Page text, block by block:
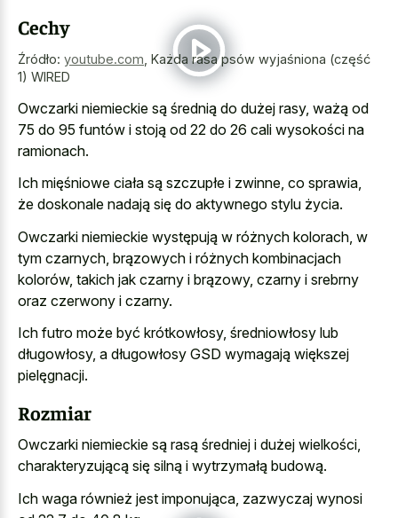
Cechy
Źródło: youtube.com Każda rasa psów wyjaśniona (część
1) WIRED
Owczarki niemieckie są średnią do dużej rasy, ważą od
75 do 95 funtów i stoją od 22 do 26 cali wysokości na
ramionach.
Ich mięśniowe ciała są szczupłe i zwinne, co sprawia,
że doskonale nadają się do aktywnego stylu życia.
Owczarki niemieckie występują w różnych kolorach, w
tym czarnych, brązowych i różnych kombinacjach
kolorów, takich jak czarny i brązowy, czarny i srebrny
oraz czerwony i czarny.
Ich futro może być krótkowłosy, średniowłosy lub
długowłosy, a długowłosy GSD wymagają większej
pielęgnacji.
Rozmiar
Owczarki niemieckie są rasą średniej i dużej wielkości,
charakteryzującą się silną i wytrzymałą budową.
Ich waga również jest imponująca, zazwyczaj wynosi